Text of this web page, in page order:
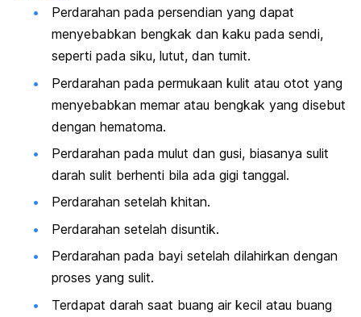
Perdarahan pada persendian yang dapat
menyebabkan bengkak dan kaku pada sendi,
seperti pada siku, lutut, dan tumit.
Perdarahan pada permukaan kulit atau otot yang
menyebabkan memar atau bengkak yang disebut
dengan hematoma.
Perdarahan pada mulut dan gusi, biasanya sulit
darah sulit berhenti bila ada gigi tanggal.
Perdarahan setelah khitan.
Perdarahan setelah disuntik.
Perdarahan pada bayi setelah dilahirkan dengan
proses yang sulit.
Terdapat darah saat buang air kecil atau buang